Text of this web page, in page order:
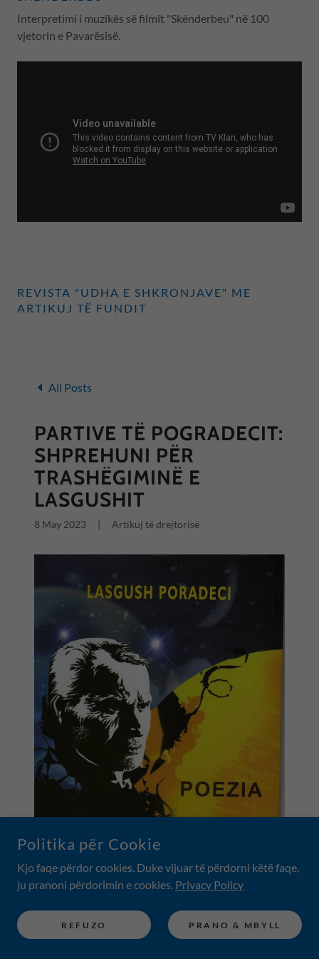
Interpretimi i muzikës së filmit "Skënderbeu" në 100
vjetorin e Pavarësisë.
REVISTA "UDHA E SHKRONJAVE" ME
ARTIKUJ TË FUNDIT
All Posts
PARTIVE TË POGRADECIT:
SHPREHUNI PËR
TRASHËGIMINË E
LASGUSHIT
8 May 2023 | Artikuj të drejtorisë
Politika për Cookie
Kjo faqe përdor cookies. Duke vijuar të përdorni këtë faqe,
ju pranoni përdorimin e cookies. Privacy Policy
REFUZO PRANO & MBYLL